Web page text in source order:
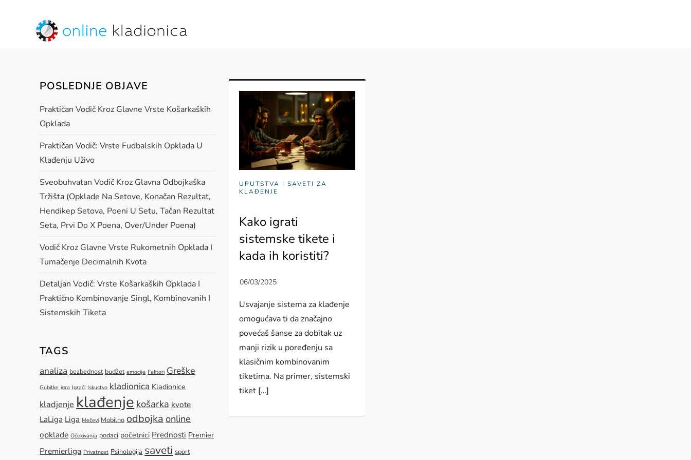
UPUTSTVA I SAVETI ZA
KLAĐENJE
Kako igrati
sistemske tikete i
kada ih koristiti?
Usvajanje sistema za klađenje
omogućava ti da značajno
povećaš šanse za dobitak uz
manji rizik u poređenju sa
klasičnim kombinovanim
tiketima. Na primer, sistemski
tiket […]
POSLEDNJE OBJAVE
Praktičan Vodič Kroz Glavne Vrste Košarkaških
Opklada
Praktičan Vodič: Vrste Fudbalskih Opklada U
Klađenju Uživo
Sveobuhvatan Vodič Kroz Glavna Odbojkaška
Tržišta (opklade Na Setove, Konačan Rezultat,
Hendikep Setova, Poeni U Setu, Tačan Rezultat
Seta, Prvi Do X Poena, Over/under Poena)
Vodič Kroz Glavne Vrste Rukometnih Opklada I
Tumačenje Decimalnih Kvota
Detaljan Vodič: Vrste Košarkaških Opklada I
Praktično Kombinovanje Singl, Kombinovanih I
Sistemskih Tiketa
TAGS
analiza bezbednost budžet emocije Faktori Greške
Gubitke igra Igrači Iskustvo kladionica Kladionice
kladjenje klađenje košarka kvote
LaLiga Liga Mečevi Mobilno odbojka online
opklade Očekivanja podaci početnici Prednosti Premier
Premierliga Privatnost Psihologija saveti sport